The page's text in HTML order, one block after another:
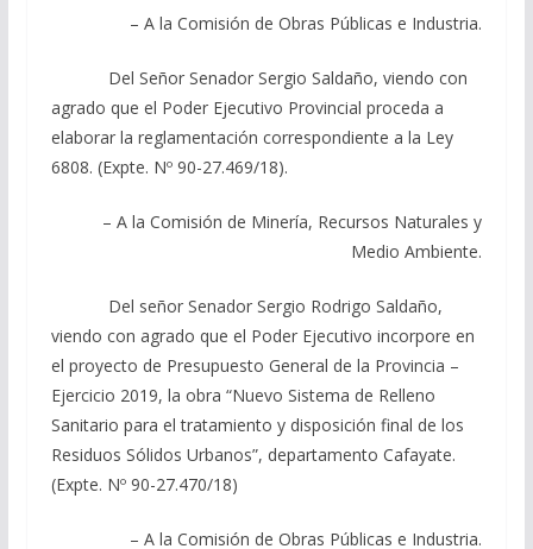
– A la Comisión de Obras Públicas e Industria.
Del Señor Senador Sergio Saldaño, viendo con
agrado que el Poder Ejecutivo Provincial proceda a
elaborar la reglamentación correspondiente a la Ley
6808. (Expte. Nº 90-27.469/18).
– A la Comisión de Minería, Recursos Naturales y
Medio Ambiente.
Del señor Senador Sergio Rodrigo Saldaño,
viendo con agrado que el Poder Ejecutivo incorpore en
el proyecto de Presupuesto General de la Provincia –
Ejercicio 2019, la obra “Nuevo Sistema de Relleno
Sanitario para el tratamiento y disposición final de los
Residuos Sólidos Urbanos”, departamento Cafayate.
(Expte. Nº 90-27.470/18)
– A la Comisión de Obras Públicas e Industria.